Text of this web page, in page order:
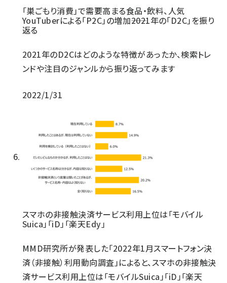
「巣ごもり消費」で需要高まる食品・飲料、人気
YouTuberによる「P2C」の増加――2021年の「D2C」を振り
返る
2021年のD2Cはどのような特徴があったか、検索トレ
ンドや注目のジャンルから振り返ってみます
2022/1/31
スマホの非接触決済サービス利用上位は「モバイル
Suica」「iD」「楽天Edy」
MMD研究所が発表した「2022年1月スマートフォン決
済（非接触）利用動向調査」によると、スマホの非接触決
済サービス利用上位は「モバイルSuica」「iD」「楽天